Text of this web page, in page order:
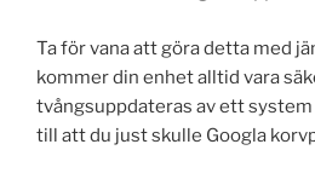
Ta för vana att göra detta med
kommer din enhet alltid vara
tvångsuppdateras av ett
till att du just skulle Googla